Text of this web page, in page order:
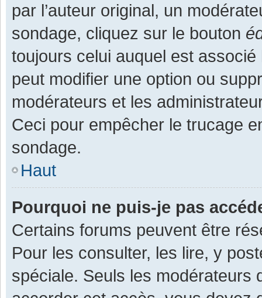
par l’auteur original, un
sondage, cliquez sur le bouton
toujours celui auquel est associé
peut modifier une option ou
modérateurs et les
Ceci pour empêcher le trucage
sondage.
Haut
Pourquoi ne puis-je pas
Certains forums peuvent être
Pour les consulter, les lire, y
spéciale. Seuls les modérateurs